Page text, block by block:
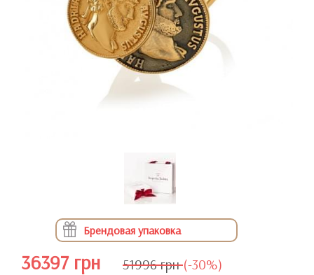
Брендовая упаковка
36397 грн 51996 грн (-30%)